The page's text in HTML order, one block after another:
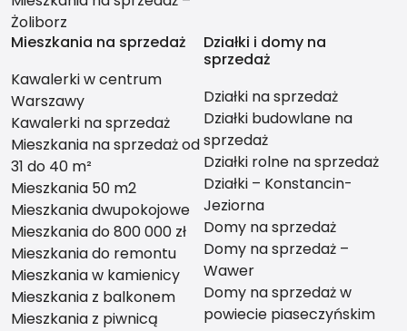
Żoliborz
Mieszkania na sprzedaż
Kawalerki w centrum
Warszawy
Kawalerki na sprzedaż
Mieszkania na sprzedaż od
31 do 40 m²
Mieszkania 50 m2
Mieszkania dwupokojowe
Mieszkania do 800 000 zł
Mieszkania do remontu
Mieszkania w kamienicy
Mieszkania z balkonem
Mieszkania z piwnicą
Działki i domy na
sprzedaż
Działki na sprzedaż
Działki budowlane na
sprzedaż
Działki rolne na sprzedaż
Działki – Konstancin-
Jeziorna
Domy na sprzedaż
Domy na sprzedaż –
Wawer
Domy na sprzedaż w
powiecie piaseczyńskim